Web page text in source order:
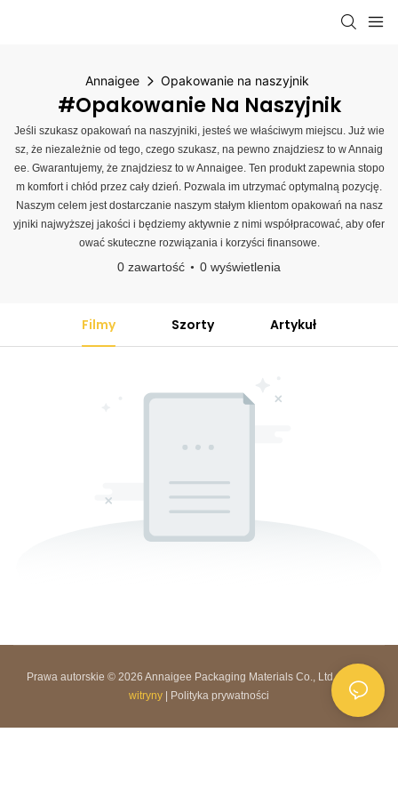
Annaigee Opakowanie na naszyjnik
#Opakowanie Na Naszyjnik
Jeśli szukasz opakowań na naszyjniki, jesteś we właściwym miejscu. Już wie
sz, że niezależnie od tego, czego szukasz, na pewno znajdziesz to w Annaig
ee. Gwarantujemy, że znajdziesz to w Annaigee. Ten produkt zapewnia stopo
m komfort i chłód przez cały dzień. Pozwala im utrzymać optymalną pozycję.
Naszym celem jest dostarczanie naszym stałym klientom opakowań na nasz
yjniki najwyższej jakości i będziemy aktywnie z nimi współpracować, aby ofer
ować skuteczne rozwiązania i korzyści finansowe.
0 zawartość 0 wyświetlenia
Filmy Szorty Artykuł
Prawa autorskie © 2026 Annaigee Packaging Materials Co., Ltd. |
witryny | Polityka prywatności